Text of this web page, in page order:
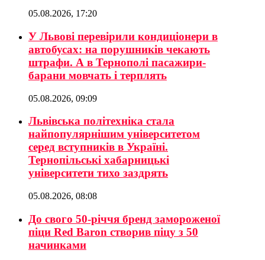
05.08.2026, 17:20
У Львові перевірили кондиціонери в
автобусах: на порушників чекають
штрафи. А в Тернополі пасажири-
барани мовчать і терплять
05.08.2026, 09:09
Львівська політехніка стала
найпопулярнішим університетом
серед вступників в Україні.
Тернопільські хабарницькі
університети тихо заздрять
05.08.2026, 08:08
До свого 50-річчя бренд замороженої
піци Red Baron створив піцу з 50
начинками